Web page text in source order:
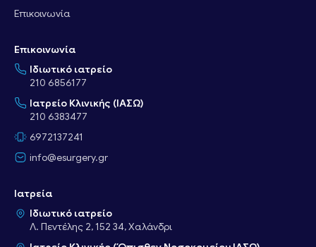
Επικοινωνία
Επικοινωνία
Ιδιωτικό ιατρείο
210 6856177
Ιατρείο Κλινικής (ΙΑΣΩ)
210 6383477
6972137241
info@esurgery.gr
Ιατρεία
Ιδιωτικό ιατρείο
Λ. Πεντέλης 2, 152 34, Χαλάνδρι